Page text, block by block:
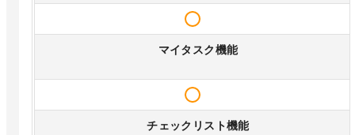
マイタスク機能
チェックリスト機能